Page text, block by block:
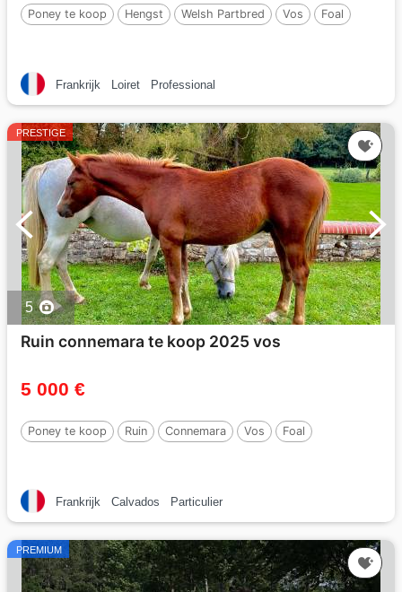
Poney te koop Hengst Welsh Partbred Vos Foal
Frankrijk Loiret Professional
PRESTIGE
5
Ruin connemara te koop 2025 vos
5 000 €
Poney te koop Ruin Connemara Vos Foal
Frankrijk Calvados Particulier
PREMIUM